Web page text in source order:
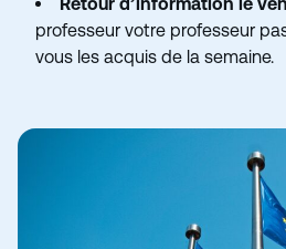
professeur votre professeur
vous les acquis de la semaine.